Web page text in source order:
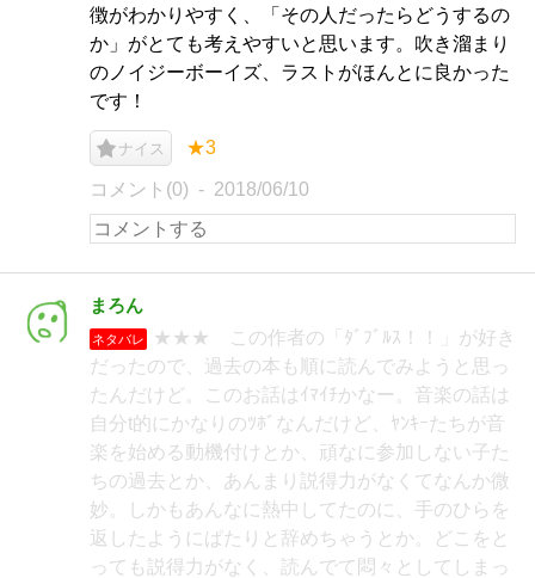
徴がわかりやすく、「その人だったらどうするの
か」がとても考えやすいと思います。吹き溜まり
のノイジーボーイズ、ラストがほんとに良かった
です！
ナイス ★3
コメント(0) 2018/06/10
まろん
ネタバレ
★★★ この作者の「ﾀﾞﾌﾞﾙｽ！！」が好き
だったので、過去の本も順に読んでみようと思っ
たんだけど。このお話はｲﾏｲﾁかなー。音楽の話は
自分t的にかなりのﾂﾎﾞなんだけど、ﾔﾝｷｰたちが音
楽を始める動機付けとか、頑なに参加しない子た
ちの過去とか、あんまり説得力がなくてなんか微
妙。しかもあんなに熱中してたのに、手のひらを
返したようにぱたりと辞めちゃうとか。どこをと
っても説得力がなく、読んでて悶々としてしまっ